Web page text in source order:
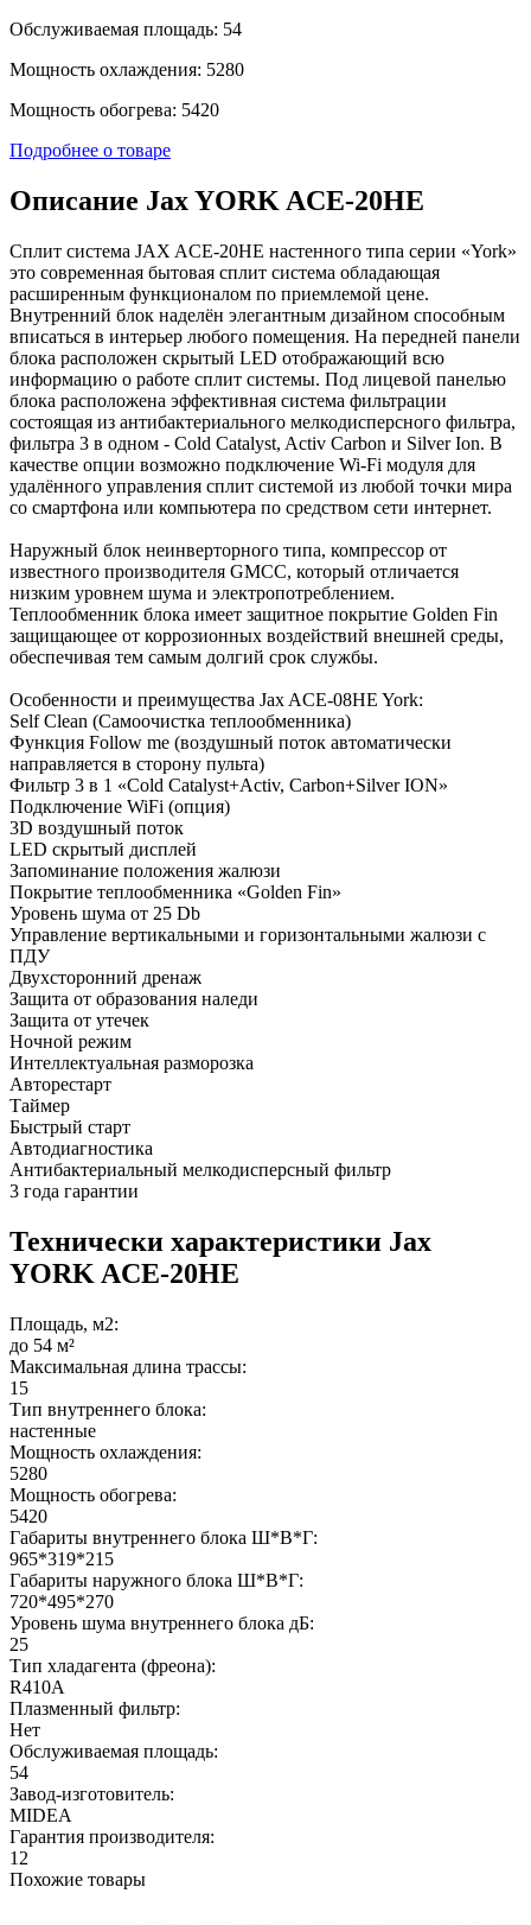
Обслуживаемая площадь: 54
Мощность охлаждения: 5280
Мощность обогрева: 5420
Подробнее о товаре
Описание Jax YORK ACE-20HE
Сплит система JAX ACE-20HE настенного типа серии «York»
это современная бытовая сплит система обладающая
расширенным функционалом по приемлемой цене.
Внутренний блок наделён элегантным дизайном способным
вписаться в интерьер любого помещения. На передней панели
блока расположен скрытый LED отображающий всю
информацию о работе сплит системы. Под лицевой панелью
блока расположена эффективная система фильтрации
состоящая из антибактериального мелкодисперсного фильтра,
фильтра 3 в одном - Cold Catalyst, Activ Carbon и Silver Ion. В
качестве опции возможно подключение Wi-Fi модуля для
удалённого управления сплит системой из любой точки мира
со смартфона или компьютера по средством сети интернет.
Наружный блок неинверторного типа, компрессор от
известного производителя GMCC, который отличается
низким уровнем шума и электропотреблением.
Теплообменник блока имеет защитное покрытие Golden Fin
защищающее от коррозионных воздействий внешней среды,
обеспечивая тем самым долгий срок службы.
Особенности и преимущества Jax ACE-08HE York:
Self Clean (Самоочистка теплообменника)
Функция Follow me (воздушный поток автоматически
направляется в сторону пульта)
Фильтр 3 в 1 «Cold Catalyst+Activ, Carbon+Silver ION»
Подключение WiFi (опция)
3D воздушный поток
LED скрытый дисплей
Запоминание положения жалюзи
Покрытие теплообменника «Golden Fin»
Уровень шума от 25 Db
Управление вертикальными и горизонтальными жалюзи с
ПДУ
Двухсторонний дренаж
Защита от образования наледи
Защита от утечек
Ночной режим
Интеллектуальная разморозка
Авторестарт
Таймер
Быстрый старт
Автодиагностика
Антибактериальный мелкодисперсный фильтр
3 года гарантии
Технически характеристики Jax
YORK ACE-20HE
Площадь, м2:
до 54 м²
Максимальная длина трассы:
15
Тип внутреннего блока:
настенные
Мощность охлаждения:
5280
Мощность обогрева:
5420
Габариты внутреннего блока Ш*В*Г:
965*319*215
Габариты наружного блока Ш*В*Г:
720*495*270
Уровень шума внутреннего блока дБ:
25
Тип хладагента (фреона):
R410A
Плазменный фильтр:
Нет
Обслуживаемая площадь:
54
Завод-изготовитель:
MIDEA
Гарантия производителя:
12
Похожие товары